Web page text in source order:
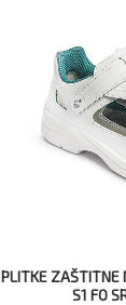
PLITKE ZAŠTITNE
S1 FO